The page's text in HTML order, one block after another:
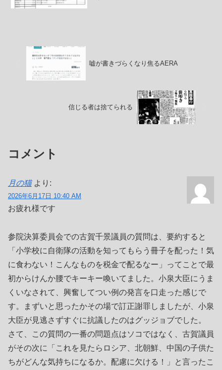
嘘が書きづらくなり焦るAERA
信じる者は捨てられる
コメント
月の猫 より:
2026年6月17日 10:40 AM
お疲れ様です
参院決算委員会での古賀千景議員の質問は、要約すると
「小学校に自衛隊の活動を知ってもらう冊子を配った！気
に食わない！こんなものを税金で配るなー」ってことで最
初からけんか腰でキーキー喚いてました。小泉大臣にうま
くいなされて、興奮してつい例の発言を口走った感じで
す。まずいと思ったかその場で訂正謝罪しましたが、小泉
大臣が見逃さずすぐに抗議したのはグッジョブでした。
さて、この質問の一番の問題点はソコではなく、古賀議員
がその次に「これを見たらロシア、北朝鮮、中国の子供た
ちがどんな気持ちになるか。配慮に欠ける！」と言ったこ